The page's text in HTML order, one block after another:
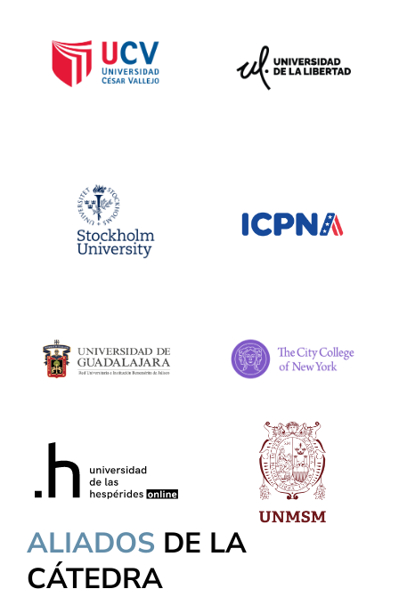
ALIADOS DE LA
CÁTEDRA